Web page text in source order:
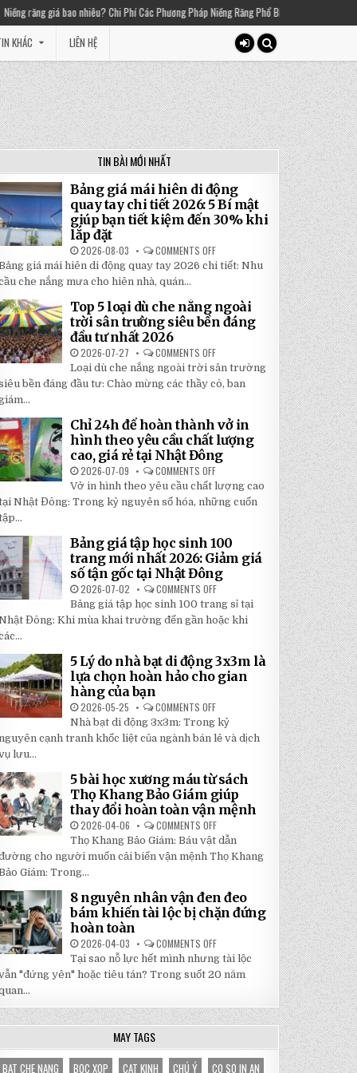
giá bao nhiêu? Chi Phí Các Phương Pháp Niềng Răng Phổ Biến
KHÁC LIÊN HỆ
TIN BÀI MỚI NHẤT
Bảng giá mái hiên di động
quay tay chi tiết 2026: 5 Bí mật
giúp bạn tiết kiệm đến 30% khi
lắp đặt
2026-08-03 COMMENTS OFF
BẢNG
GIÁ
ĐỘNG
QUAY
TAY
5
BÍ
MẬT
KIỆM
ĐẾN
30%
KHI
LẮP
giá mái hiên di động quay tay 2026 chi tiết: Nhu
che nắng mưa cho hiên nhà, quán...
Top 5 loại dù che nắng ngoài
trời sân trường siêu bền đáng
đầu tư nhất 2026
2026-07-27 COMMENTS OFF
TOP
5
LOẠI
DÙ
NGOÀI
TRỜI
SÂN
TRƯỜNG
SIÊU
BỀN
ĐẦU
NHẤT
Loại dù che nắng ngoài trời sân trường
bền đáng đầu tư: Chào mừng các thầy cô, ban
Chỉ 24h để hoàn thành vở in
hình theo yêu cầu chất lượng
cao, giá rẻ tại Nhật Đông
2026-07-09 COMMENTS OFF
CHỈ
24H
ĐỂ
HOÀN
IN
HÌNH
THEO
YÊU
CẦU
CHẤT
CAO,
GIÁ
RẺ
Vở in hình theo yêu cầu chất lượng cao
Nhật Đông: Trong kỷ nguyên số hóa, những cuốn
Bảng giá tập học sinh 100
trang mới nhất 2026: Giảm giá
số tận gốc tại Nhật Đông
2026-07-02 COMMENTS OFF
BẢNG
GIÁ
TẬP
HỌC
TRANG
MỚI
NHẤT
2026:
TẬN
GỐC
TẠI
Bảng giá tập học sinh 100 trang sỉ tại
Đông: Khi mùa khai trường đến gần hoặc khi
5 Lý do nhà bạt di động 3x3m là
lựa chọn hoàn hảo cho gian
hàng của bạn
2026-05-25 COMMENTS OFF
5
LÝ
DO
NHÀ
ĐỘNG
3X3M
LÀ
LỰA
CHỌN
HOÀN
HẢO
CHO
GIAN
HÀNG
Nhà bạt di động 3x3m: Trong kỷ
cạnh tranh khốc liệt của ngành bán lẻ và dịch
lưu...
5 bài học xương máu từ sách
Thọ Khang Bảo Giám giúp
thay đổi hoàn toàn vận mệnh
2026-04-06 COMMENTS OFF
5
BÀI
HỌC
XƯƠNG
SÁCH
THỌ
KHANG
BẢO
ĐỔI
HOÀN
TOÀN
Thọ Khang Bảo Giám: Báu vật dẫn
cho người muốn cải biến vận mệnh Thọ Khang
Giám: Trong...
8 nguyên nhân vận đen đeo
bám khiến tài lộc bị chặn đứng
hoàn toàn
2026-04-03 COMMENTS OFF
NGUYÊN
NHÂN
VẬN
BÁM
KHIẾN
TÀI
BỊ
CHẶN
ĐỨNG
Tại sao nỗ lực hết mình nhưng tài lộc
"đứng yên" hoặc tiêu tán? Trong suốt 20 năm
MAY TAGS
BAT CHE NANG BOC XOP CAT KINH CHÚ Ý
CO SO IN AN